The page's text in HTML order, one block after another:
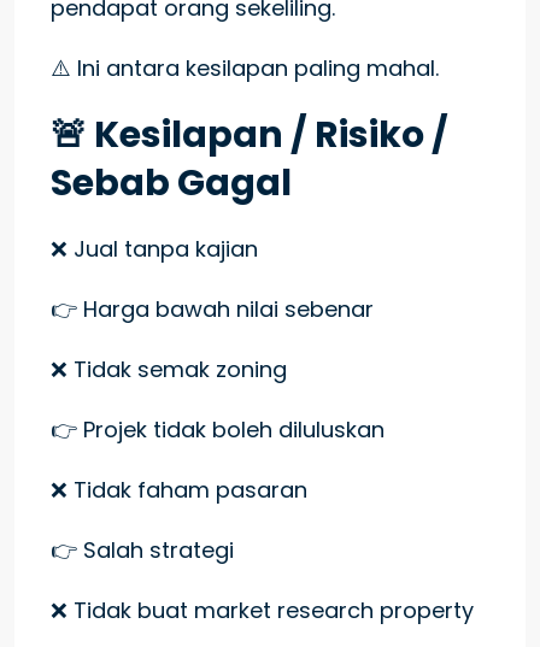
pendapat orang sekeliling.
⚠️ Ini antara kesilapan paling mahal.
🚨 Kesilapan / Risiko /
Sebab Gagal
❌ Jual tanpa kajian
👉 Harga bawah nilai sebenar
❌ Tidak semak zoning
👉 Projek tidak boleh diluluskan
❌ Tidak faham pasaran
👉 Salah strategi
❌ Tidak buat market research property